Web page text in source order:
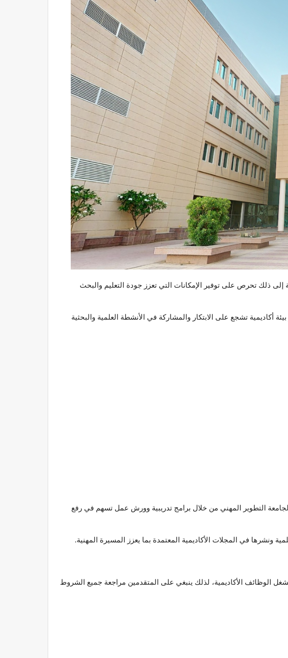
ذلك تحرص على توفير الإمكانات التي تعزز جودة التعليم والبحث
أكاديمية تشجع على الابتكار والمشاركة في الأنشطة العلمية والبحثية
التطوير المهني من خلال برامج تدريبية وورش عمل تسهم في رفع
ونشرها في المجلات الأكاديمية المعتمدة بما يعزز المسيرة المهنية.
الوظائف الأكاديمية، لذلك ينبغي على المتقدمين مراجعة جميع الشروط